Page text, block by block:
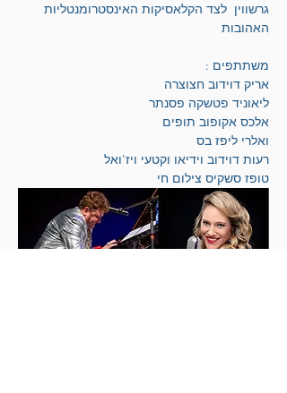
גרשווין  לצד הקלאסיקות האינסטרומנטליות
האהובות
משתתפים :
אריק דוידוב חצוצרה
ליאוניד פטשקה פסנתר
אלכס אקופוב תופים
ואלרי ליפז בס
רעות דוידוב וידיאו וקטעי ויז'ואל
טופז סשקיס צילום חי